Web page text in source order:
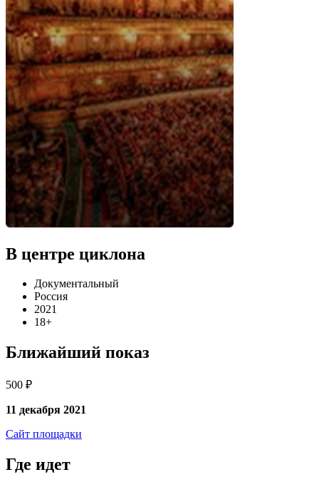
В центре циклона
Документальный
Россия
2021
18+
Ближайший показ
500 ₽
11 декабря 2021
Сайт площадки
Где идет